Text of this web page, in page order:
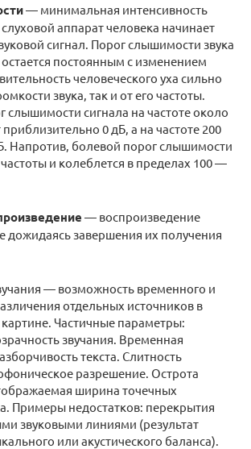
— минимальная интенсивность
аппарат человека начинает
сигнал. Порог слышимости звука
постоянным с изменением
человеческого уха сильно
звука, так и от его частоты.
слышимости сигнала на частоте около
приблизительно 0 дБ, а на частоте 200
Напротив, болевой порог слышимости
и колеблется в пределах 100 —
— воспроизведение
дожидаясь завершения их получения
— возможность временного и
отдельных источников в
Частичные параметры:
звучания. Временная
текста. Слитность
разрешение. Острота
ширина точечных
Примеры недостатков: перекрытия
звуковыми линиями (результат
или акустического баланса).